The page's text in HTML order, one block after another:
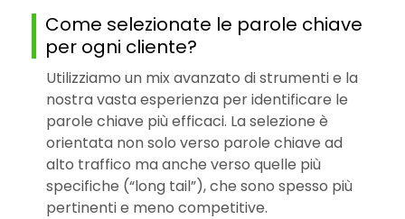
Come selezionate le parole chiave
per ogni cliente?
Utilizziamo un mix avanzato di strumenti e la
nostra vasta esperienza per identificare le
parole chiave più efficaci. La selezione è
orientata non solo verso parole chiave ad
alto traffico ma anche verso quelle più
specifiche (“long tail”), che sono spesso più
pertinenti e meno competitive.